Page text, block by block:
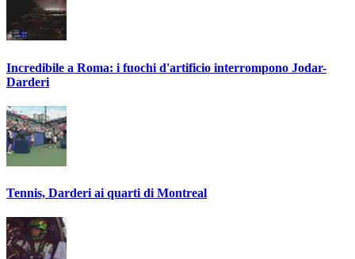
Incredibile a Roma: i fuochi d'artificio interrompono Jodar-
Darderi
Tennis, Darderi ai quarti di Montreal